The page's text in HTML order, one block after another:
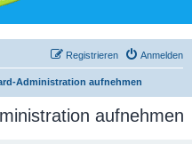
Anmelden
Registrieren
Administration aufnehmen
aufnehmen